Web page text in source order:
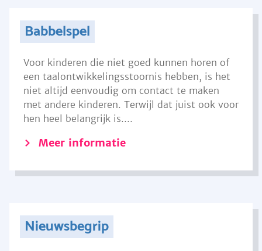
Babbelspel
Voor kinderen die niet goed kunnen horen of
een taalontwikkelingsstoornis hebben, is het
niet altijd eenvoudig om contact te maken
met andere kinderen. Terwijl dat juist ook voor
hen heel belangrijk is....
Meer informatie
Nieuwsbegrip